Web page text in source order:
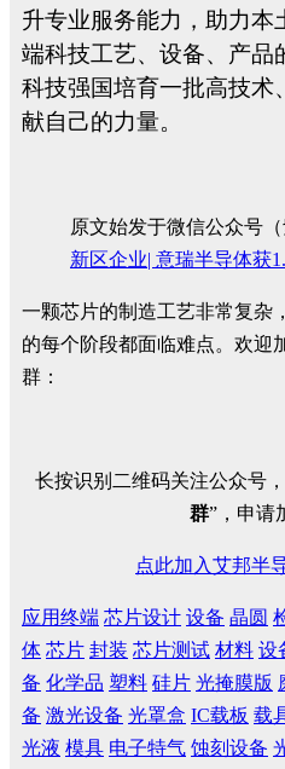
升专业服务能力，助力本
端科技工艺、设备、产品
科技强国培育一批高技术
献自己的力量。
原文始发于微信公众号（
新区企业| 意瑞半导体获
一颗芯片的制造工艺非常复杂
的每个阶段都面临难点。欢迎
群：
长按识别二维码关注公众号
群”，申请
点此加入艾邦半
应用终端 芯片设计 设备 晶圆
体 芯片 封装 芯片测试 材料 设
备 化学品 塑料 硅片 光掩膜版
备 激光设备 光罩盒 IC载板 载
光液 模具 电子特气 蚀刻设备